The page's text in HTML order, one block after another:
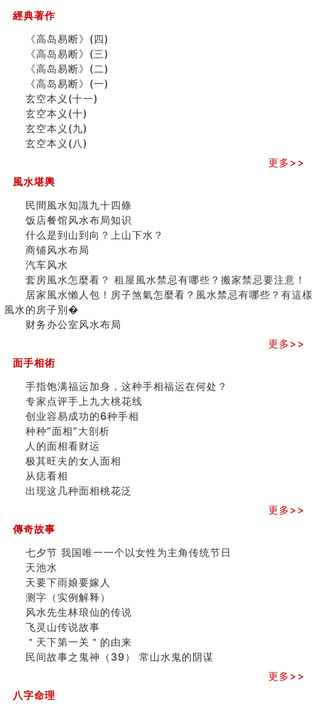
玄空本义(十一)
家居常見風水形煞及化解方法 (三)
天要下雨娘要嫁人
预测开店怎么样
口相與命運
六爻測住宅風水 (五)
一篇文章解答八字命理所有困惑
汽车风水
姓名字义玄机藏凶吉
玄空本义(十)
四墓库真诠
套房風水怎麼看？ 租屋風水禁忌有哪些？搬家禁忌要注
精选1500个五行属金的字
玄空本义(九)
八字十神与坐基关系详解
精选1000个五行属土的字
人的面相看财运
玄空本义(八)
六爻算卦：测腹中胎儿是男是女
中國改革開放總設計師鄧小平命造 (名人八字淺析八）
精选1000个五行属火的字
刘燮鈞讲人相 手纹与命运(二)
商铺如何摆放物品催财招财
极其旺夫的女人面相
家居常見風水形煞及化解方法 (二)
居家風水懶人包！房子煞氣怎麼看？風水禁忌有哪些？有
這樣風水的房子別�
南半球的八字如何推排
玄空本义(六)
风水先生林琅仙的传说
姓名陰陽配置的凶吉
六爻測住宅風水 (四)
玄空本义 (五)
财务办公室风水布局
精选1500个五行属木的字
玄空本义 (四)
八字算命：女命八字里日坐伤官克夫？
六爻算卦：我俩之间是否还命中有未尽的缘分？
清朝慈禧太后命造 (名人八字淺析七）
二
二0
二
六
(马)
二
生
肖
运
程
(鼠
牛
虎)
二○
二
六
(马)
生
肖
运
程
(鸡
狗
猪)
二○
(马)
生
肖
运
程
羊
猴)
風
法
(一)
析
(
經典著作
《高岛易断》(四)
《高岛易断》(三)
《高岛易断》(二)
《高岛易断》(一)
玄空本义(十一)
玄空本义(十)
玄空本义(九)
玄空本义(八)
更多>>
風水堪輿
民間風水知識九十四條
饭店餐馆风水布局知识
什么是到山到向？上山下水？
商铺风水布局
汽车风水
套房風水怎麼看？ 租屋風水禁忌有哪些？搬家禁忌要注意！
居家風水懶人包！房子煞氣怎麼看？風水禁忌有哪些？有這樣
風水的房子別�
财务办公室风水布局
更多>>
面手相術
手指饱满福运加身，这种手相福运在何处？
专家点评手上九大桃花线
创业容易成功的6种手相
种种“面相”大剖析
人的面相看财运
极其旺夫的女人面相
从痣看相
出现这几种面相桃花泛
更多>>
傳奇故事
七夕节 我国唯一一个以女性为主角传统节日
天池水
天要下雨娘要嫁人
测字（实例解释）
风水先生林琅仙的传说
飞灵山传说故事
＂天下第一关＂的由来
民间故事之鬼神（39） 常山水鬼的阴谋
更多>>
八字命理